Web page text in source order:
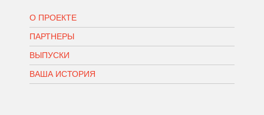
О ПРОЕКТЕ
ПАРТНЕРЫ
ВЫПУСКИ
ВАША ИСТОРИЯ